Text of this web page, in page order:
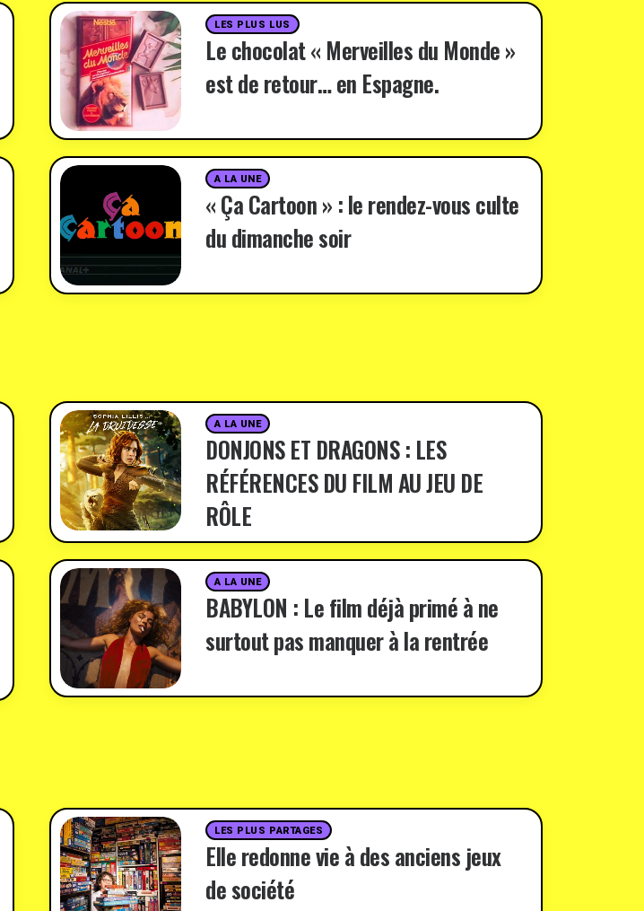
LES PLUS LUS
Le chocolat « Merveilles du Monde »
est de retour… en Espagne.
A LA UNE
« Ça Cartoon » : le rendez-vous culte
du dimanche soir
A LA UNE
DONJONS ET DRAGONS : LES
RÉFÉRENCES DU FILM AU JEU DE
RÔLE
A LA UNE
BABYLON : Le film déjà primé à ne
surtout pas manquer à la rentrée
LES PLUS PARTAGES
Elle redonne vie à des anciens jeux
de société